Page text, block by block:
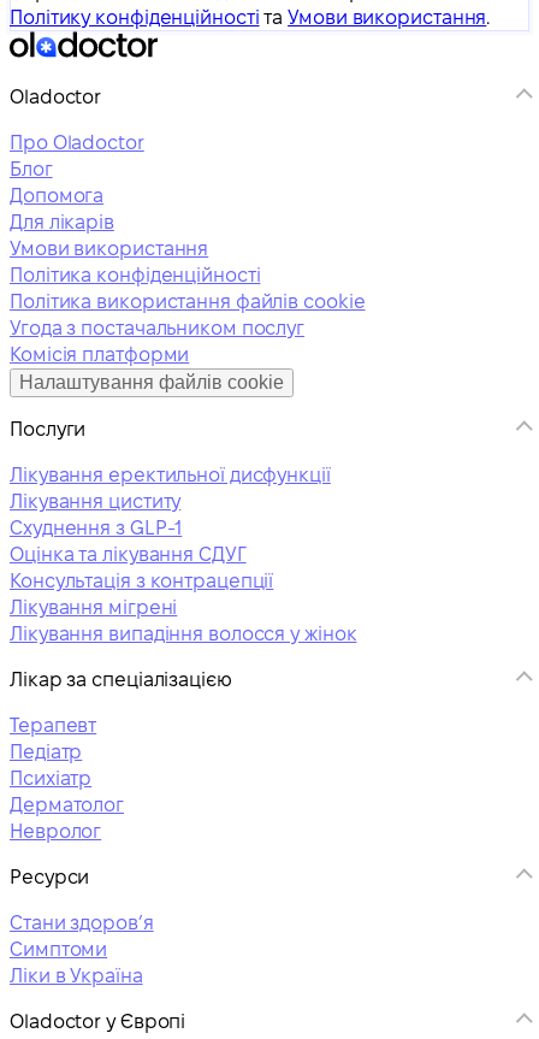
Політику конфіденційності таУмови використання.
Oladoctor
Про Oladoctor
Блог
Допомога
Для лікарів
Умови використання
Політика конфіденційності
Політика використання файлів cookie
Угода з постачальником послуг
Комісія платформи
Налаштування файлів cookie
Послуги
Лікування еректильної дисфункції
Лікування циститу
Схуднення з GLP-1
Оцінка та лікування СДУГ
Консультація з контрацепції
Лікування мігрені
Лікування випадіння волосся у жінок
Лікар за спеціалізацією
Терапевт
Педіатр
Психіатр
Дерматолог
Невролог
Ресурси
Стани здоровʼя
Симптоми
Ліки в Україна
Oladoctor у Європі